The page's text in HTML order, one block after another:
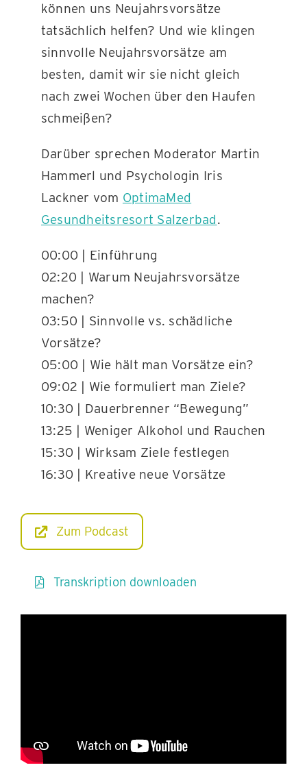
können uns Neujahrsvorsätze
tatsächlich helfen? Und wie klingen
sinnvolle Neujahrsvorsätze am
besten, damit wir sie nicht gleich
nach zwei Wochen über den Haufen
schmeißen?
Darüber sprechen Moderator Martin
Hammerl und Psychologin Iris
Lackner vom OptimaMed
Gesundheitsresort Salzerbad.
00:00 | Einführung
02:20 | Warum Neujahrsvorsätze
machen?
03:50 | Sinnvolle vs. schädliche
Vorsätze?
05:00 | Wie hält man Vorsätze ein?
09:02 | Wie formuliert man Ziele?
10:30 | Dauerbrenner “Bewegung”
13:25 | Weniger Alkohol und Rauchen
15:30 | Wirksam Ziele festlegen
16:30 | Kreative neue Vorsätze
Zum Podcast
Transkription downloaden